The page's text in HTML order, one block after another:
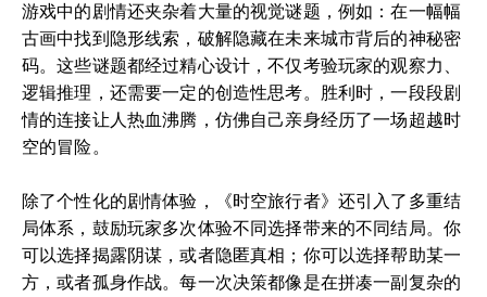
游戏中的剧情还夹杂着大量的视觉谜题，例如：在一幅幅
古画中找到隐形线索，破解隐藏在未来城市背后的神秘密
码。这些谜题都经过精心设计，不仅考验玩家的观察力、
逻辑推理，还需要一定的创造性思考。胜利时，一段段剧
情的连接让人热血沸腾，仿佛自己亲身经历了一场超越时
空的冒险。
除了个性化的剧情体验，《时空旅行者》还引入了多重结
局体系，鼓励玩家多次体验不同选择带来的不同结局。你
可以选择揭露阴谋，或者隐匿真相；你可以选择帮助某一
方，或者孤身作战。每一次决策都像是在拼凑一副复杂的